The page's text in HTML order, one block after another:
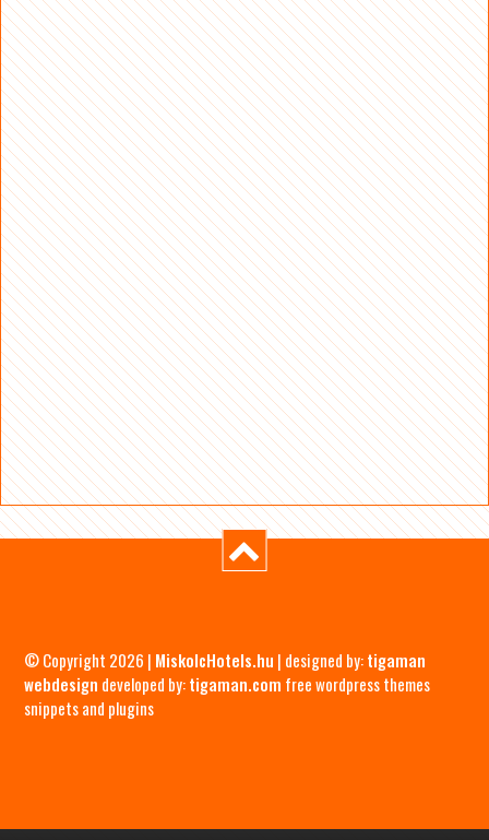
© Copyright 2026 | MiskolcHotels.hu | designed by:tigaman
webdesign developed by:tigaman.com free wordpress themes
snippets and plugins